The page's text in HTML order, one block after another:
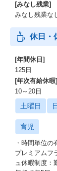
[みなし残業]
みなし残業な
休日・
[年間休日]
125日
[年次有給休暇]
10～20日
土曜日
育児
・時間単位の
プレミアムフ
ュ休暇制度：